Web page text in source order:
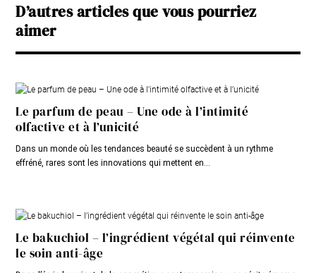
D’autres articles que vous pourriez
aimer
Le parfum de peau – Une ode à l’intimité
olfactive et à l’unicité
Dans un monde où les tendances beauté se succèdent à un rythme
effréné, rares sont les innovations qui mettent en...
Le bakuchiol – l’ingrédient végétal qui réinvente
le soin anti-âge